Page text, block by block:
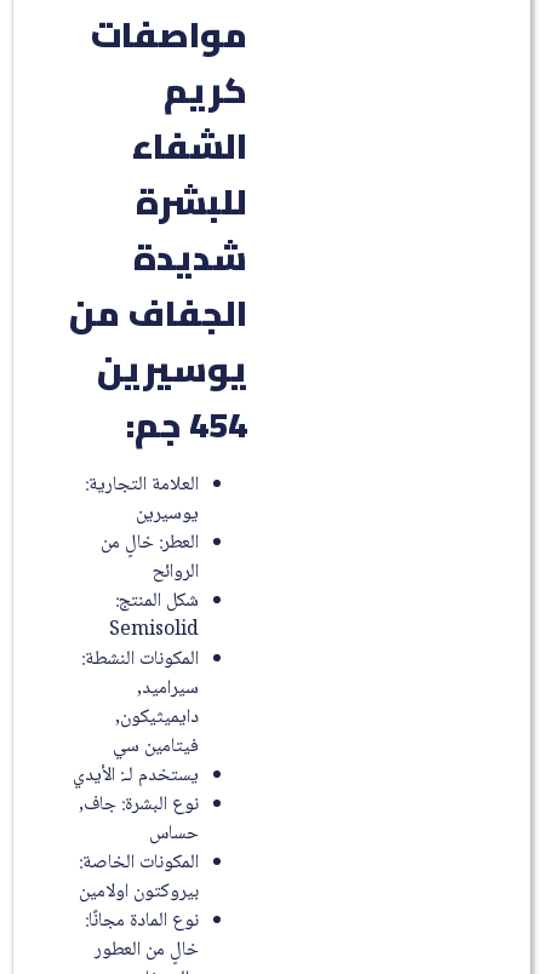
مواصفات
كريم
الشفاء
للبشرة
شديدة
الجفاف من
يوسيرين
454 جم:
العلامة التجارية:
يوسيرين
العطر: خالٍ من
الروائح
شكل المنتج:
Semisolid
المكونات النشطة:
سيراميد,
دايميثيكون,
فيتامين سي
يستخدم لـ: الأيدي
نوع البشرة: جاف,
حساس
المكونات الخاصة:
بيروكتون اولامين
نوع المادة مجانًا:
خالٍ من العطور